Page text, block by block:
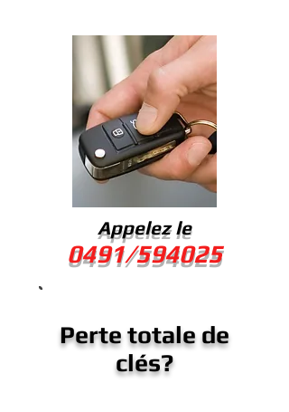
Appelez le
0491/594025
Perte totale de
clés?